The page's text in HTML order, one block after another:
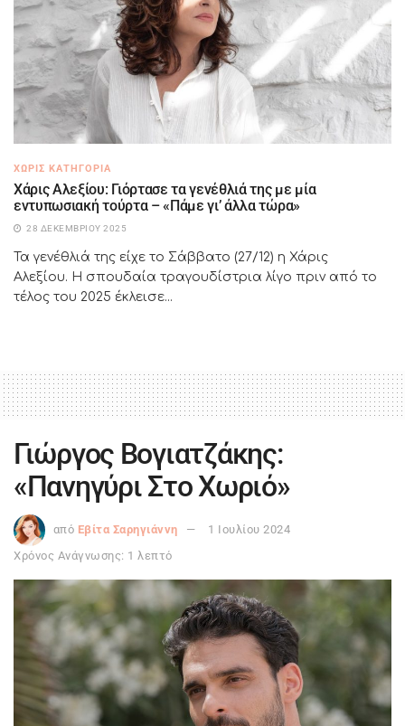
ΧΩΡΊΣ ΚΑΤΗΓΟΡΊΑ
Χάρις Αλεξίου: Γιόρτασε τα γενέθλιά της με μία
εντυπωσιακή τούρτα – «Πάμε γι’ άλλα τώρα»
28 ΔΕΚΕΜΒΡΊΟΥ 2025
Τα γενέθλιά της είχε το Σάββατο (27/12) η Χάρις
Αλεξίου. Η σπουδαία τραγουδίστρια λίγο πριν από το
τέλος του 2025 έκλεισε...
Γιώργος Βογιατζάκης:
«Πανηγύρι Στο Χωριό»
από Εβίτα Σαρηγιάννη
1 Ιουλίου 2024
Χρόνος Ανάγνωσης: 1 λεπτό